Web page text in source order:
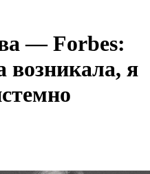
— Forbes:
возникала, я